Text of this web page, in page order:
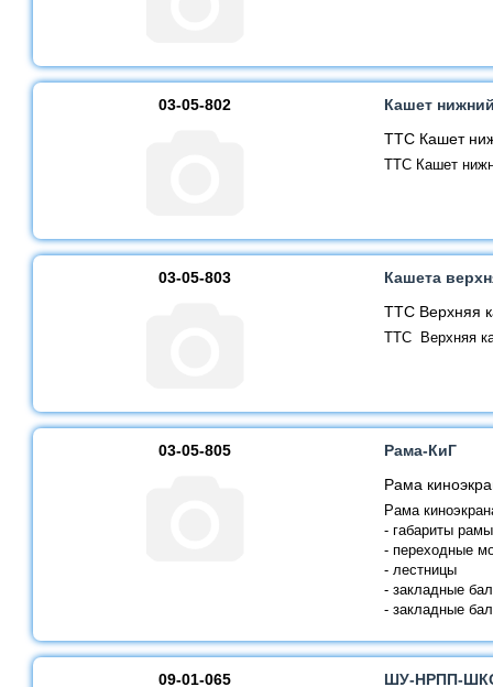
03-05-802
Кашет
ТТС Кашет
ТТС Кашет
03-05-803
Кашета
ТТС Верхняя
ТТС Верхняя
03-05-805
Рама-КиГ
Рама
Рама
- габариты
- переходные
- лестницы
- закладные
- закладные
09-01-065
ШУ-НРПП-